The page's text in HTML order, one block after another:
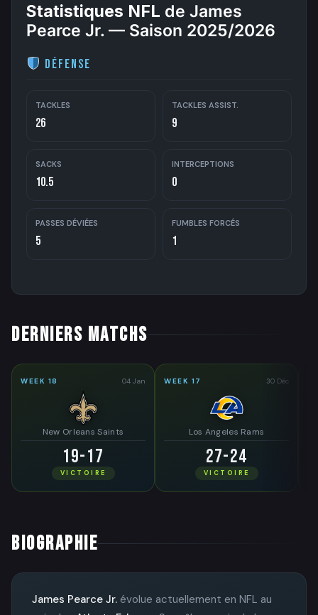
Statistiques NFL de James
Pearce Jr. — Saison 2025/2026
Défense
TACKLES
26
TACKLES ASSIST.
9
SACKS
10.5
INTERCEPTIONS
0
PASSES DÉVIÉES
5
FUMBLES FORCÉS
1
DERNIERS MATCHS
WEEK 18 04 Jan
New Orleans Saints
19-17
VICTOIRE
WEEK 17 30 Déc
Los Angeles Rams
27-24
VICTOIRE
BIOGRAPHIE
James Pearce Jr. évolue actuellement en NFL au